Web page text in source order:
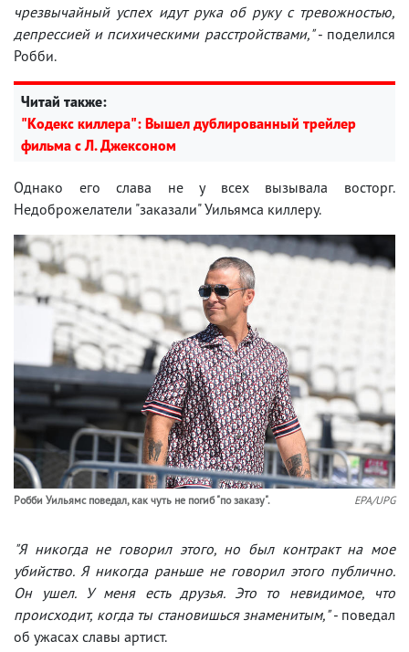
чрезвычайный успех идут рука об руку с тревожностью,
депрессией и психическими расстройствами,"- поделился
Робби.
Читай также:
"Кодекс киллера": Вышел дублированный трейлер
фильма с Л. Джексоном
Однако его слава не у всех вызывала восторг.
Недоброжелатели "заказали" Уильямса киллеру.
Робби Уильямс поведал, как чуть не погиб "по заказу". EPA/UPG
"Я никогда не говорил этого, но был контракт на мое
убийство. Я никогда раньше не говорил этого публично.
Он ушел. У меня есть друзья. Это то невидимое, что
происходит, когда ты становишься знаменитым,"- поведал
об ужасах славы артист.